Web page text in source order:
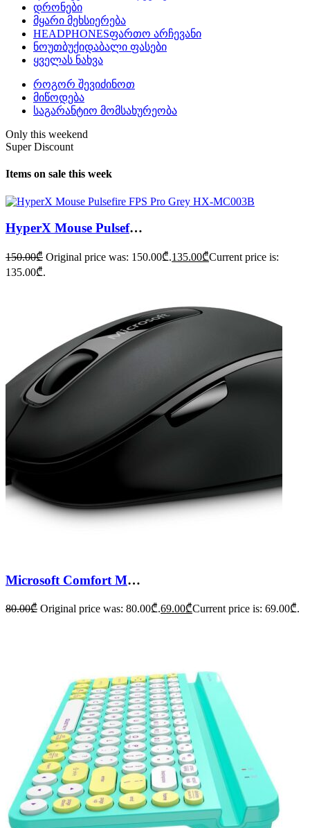
დრონები
მყარი მეხსიერება
HEADPHONESფართო არჩევანი
ნოუთბუქიდაბალი ფასები
ყველას ნახვა
როგორ შევიძინოთ
მიწოდება
საგარანტიო მომსახურეობა
Only this weekend
Super Discount
Items on sale this week
HyperX Mouse Pulsefire FPS Pro Grey HX-MC003B
150.00₾ Original price was: 150.00₾.135.00₾Current price is:
135.00₾.
Microsoft Comfort Mouse 4500
80.00₾ Original price was: 80.00₾.69.00₾Current price is: 69.00₾.